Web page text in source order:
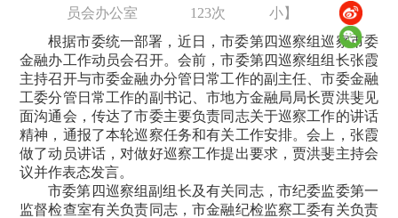
员会办公室
123次
小】
根据市委统一部署，近日，市委第四巡察组巡察市委
金融办工作动员会召开。会前，市委第四巡察组组长张霞
主持召开与市委金融办分管日常工作的副主任、市委金融
工委分管日常工作的副书记、市地方金融局局长贾洪斐见
面沟通会，传达了市委主要负责同志关于巡察工作的讲话
精神，通报了本轮巡察任务和有关工作安排。会上，张霞
做了动员讲话，对做好巡察工作提出要求，贾洪斐主持会
议并作表态发言。
市委第四巡察组副组长及有关同志，市纪委监委第一
监督检查室有关负责同志，市金融纪检监察工委有关负责